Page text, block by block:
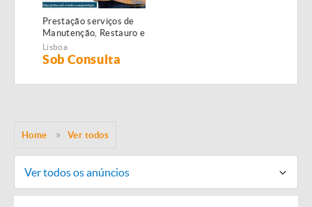
Prestação serviços de
Manutenção, Restauro e
Remodelação de
imóveis!
Lisboa
Sob Consulta
Home Ver todos
Ver todos os anúncios